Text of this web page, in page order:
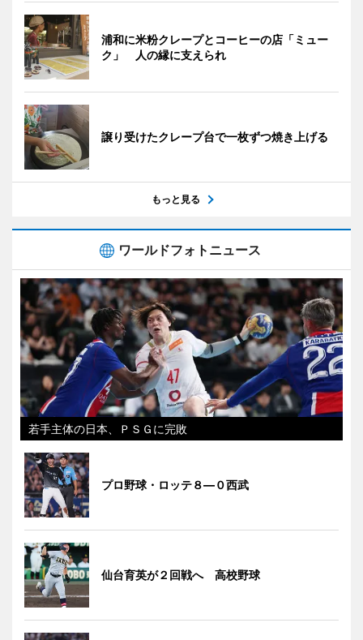
浦和に米粉クレープとコーヒーの店「ミュー
ク」 人の縁に支えられ
譲り受けたクレープ台で一枚ずつ焼き上げる
もっと見る
ワールドフォトニュース
若手主体の日本、ＰＳＧに完敗
プロ野球・ロッテ８―０西武
仙台育英が２回戦へ 高校野球